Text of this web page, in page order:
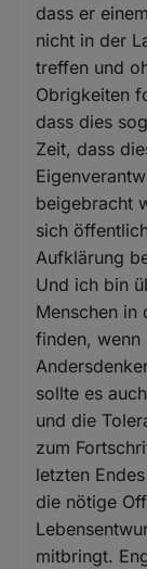
dass er
nicht in der
treffen und
Obrigkeiten
dass dies
Zeit, dass
beigebracht
sich
Aufklärung
Und ich bin
Menschen
finden, wenn
sollte es
und die
zum
letzten
die nötige
mitbringt.